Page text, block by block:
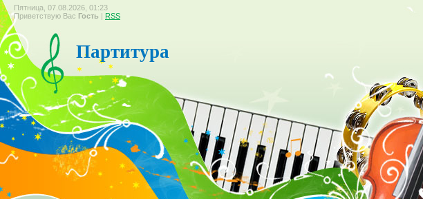
Пятница, 07.08.2026, 01:23
Приветствую Вас Гость | RSS
Партитура